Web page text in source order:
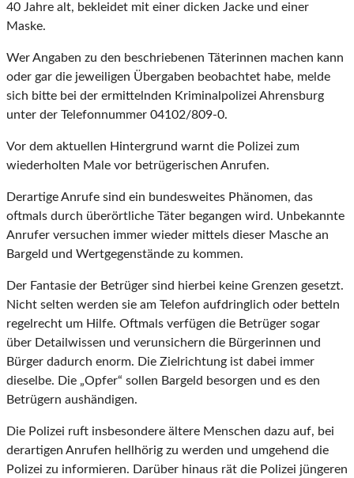
40 Jahre alt, bekleidet mit einer dicken Jacke und einer
Maske.
Wer Angaben zu den beschriebenen Täterinnen machen kann
oder gar die jeweiligen Übergaben beobachtet habe, melde
sich bitte bei der ermittelnden Kriminalpolizei Ahrensburg
unter der Telefonnummer 04102/809-0.
Vor dem aktuellen Hintergrund warnt die Polizei zum
wiederholten Male vor betrügerischen Anrufen.
Derartige Anrufe sind ein bundesweites Phänomen, das
oftmals durch überörtliche Täter begangen wird. Unbekannte
Anrufer versuchen immer wieder mittels dieser Masche an
Bargeld und Wertgegenstände zu kommen.
Der Fantasie der Betrüger sind hierbei keine Grenzen gesetzt.
Nicht selten werden sie am Telefon aufdringlich oder betteln
regelrecht um Hilfe. Oftmals verfügen die Betrüger sogar
über Detailwissen und verunsichern die Bürgerinnen und
Bürger dadurch enorm. Die Zielrichtung ist dabei immer
dieselbe. Die „Opfer“ sollen Bargeld besorgen und es den
Betrügern aushändigen.
Die Polizei ruft insbesondere ältere Menschen dazu auf, bei
derartigen Anrufen hellhörig zu werden und umgehend die
Polizei zu informieren. Darüber hinaus rät die Polizei jüngeren